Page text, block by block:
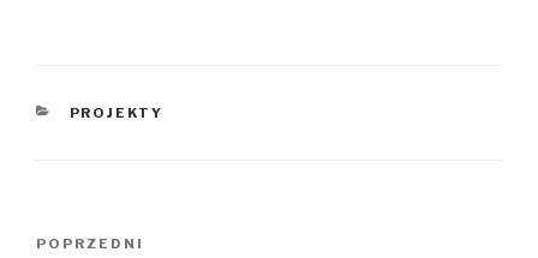
KATEGORIE
PROJEKTY
Poprzedni
POPRZEDNI